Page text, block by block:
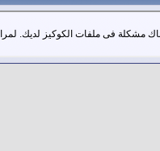
مشكلة فى ملفات الكوكيز لديك.